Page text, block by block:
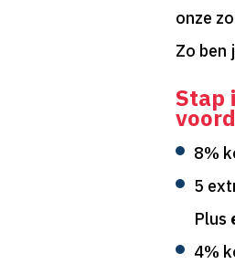
onze
Zo ben
Stap
8%
5
Plus
4%